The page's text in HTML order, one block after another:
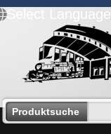
Select Language
Produktsuche